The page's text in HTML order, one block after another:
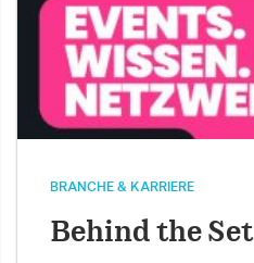
BRANCHE & KARRIERE
Behind the Set